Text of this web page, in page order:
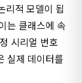
리적 모델이 됩
는 클래스에 속
시리얼 번호
실제 데이터를